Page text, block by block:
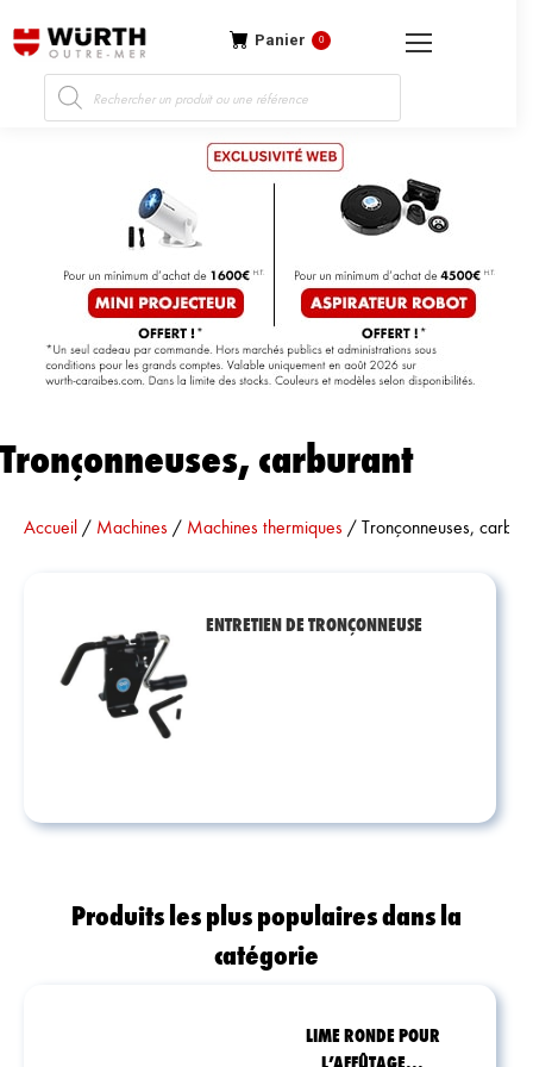
Recherche
de
produits
Panier 0
Tronçonneuses, carburant
Vous êtes ici :
Accueil / Machines / Machines thermiques / Tronçonneuses,
ENTRETIEN DE TRONÇONNEUSE
Produits les plus populaires dans la
catégorie
LIME RONDE POUR
L’AFFÛTAGE...